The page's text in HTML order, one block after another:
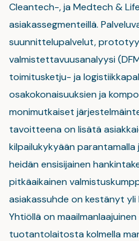
Cleantech-, ja Medtech &
asiakassegmenteillä.
suunnittelupalvelut,
valmistettavuusanalyysi
toimitusketju- ja
osakokonaisuuksien ja
monimutkaiset
tavoitteena on lisätä
kilpailukykyään parantamalla
heidän ensisijainen
pitkäaikainen
asiakassuhde on kestänyt yli
Yhtiöllä on
tuotantolaitosta kolmella